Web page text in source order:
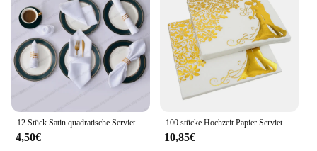
12 Stück Satin quadratische Servietten Servietten Hohlsaum Stoff weiche Serviette Tisch Abendessen Servietten für Hochzeits feier Küchen servietten 30x30cm
4,50€
100 stücke Hochzeit Papier Servietten Sparkle Goldene Braut Bräutigam Servietten 33x33cm Zwei-Schichten Home Hotel hochzeit Party Tisch Dekor
10,85€